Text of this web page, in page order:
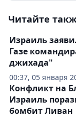
Читайте
00:37, 05 января
Израиль
Газе
джихада"
Конфликт на
Израиль
бомбит Ливан